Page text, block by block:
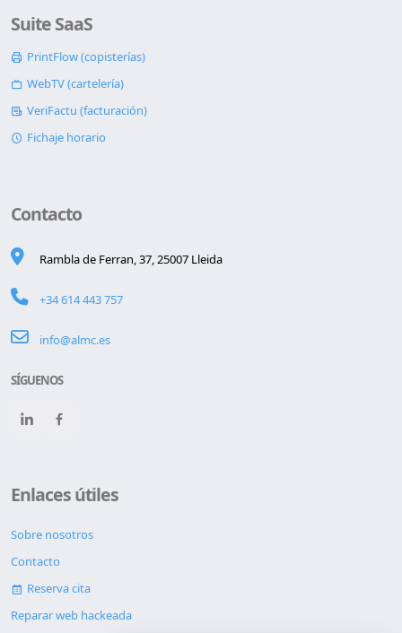
Suite SaaS
PrintFlow (copisterías)
WebTV (cartelería)
VeriFactu (facturación)
Fichaje horario
Contacto
Rambla de Ferran, 37, 25007 Lleida
+34 614 443 757
info@almc.es
SÍGUENOS
Enlaces útiles
Sobre nosotros
Contacto
Reserva cita
Reparar web hackeada